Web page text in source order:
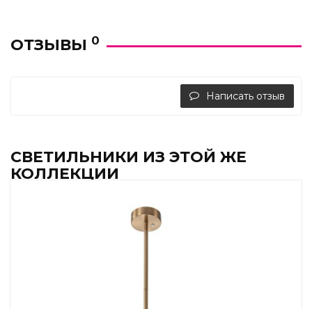
ОТЗЫВЫ 0
Написать отзыв
СВЕТИЛЬНИКИ ИЗ ЭТОЙ ЖЕ
КОЛЛЕКЦИИ